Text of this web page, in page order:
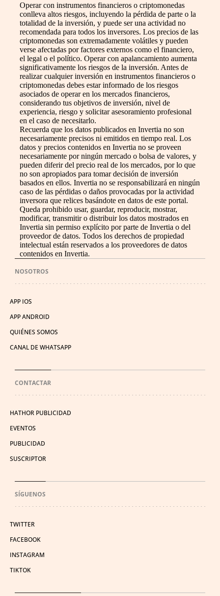
Operar con instrumentos financieros o criptomonedas
conlleva altos riesgos, incluyendo la pérdida de parte o la
totalidad de la inversión, y puede ser una actividad no
recomendada para todos los inversores. Los precios de las
criptomonedas son extremadamente volátiles y pueden
verse afectadas por factores externos como el financiero,
el legal o el político. Operar con apalancamiento aumenta
significativamente los riesgos de la inversión. Antes de
realizar cualquier inversión en instrumentos financieros o
criptomonedas debes estar informado de los riesgos
asociados de operar en los mercados financieros,
considerando tus objetivos de inversión, nivel de
experiencia, riesgo y solicitar asesoramiento profesional
en el caso de necesitarlo.
Recuerda que los datos publicados en Invertia no son
necesariamente precisos ni emitidos en tiempo real. Los
datos y precios contenidos en Invertia no se proveen
necesariamente por ningún mercado o bolsa de valores, y
pueden diferir del precio real de los mercados, por lo que
no son apropiados para tomar decisión de inversión
basados en ellos. Invertia no se responsabilizará en ningún
caso de las pérdidas o daños provocadas por la actividad
inversora que relices basándote en datos de este portal.
Queda prohibido usar, guardar, reproducir, mostrar,
modificar, transmitir o distribuir los datos mostrados en
Invertia sin permiso explícito por parte de Invertia o del
proveedor de datos. Todos los derechos de propiedad
intelectual están reservados a los proveedores de datos
contenidos en Invertia.
NOSOTROS
APP IOS
APP ANDROID
QUIÉNES SOMOS
CANAL DE WHATSAPP
CONTACTAR
HATHOR PUBLICIDAD
EVENTOS
PUBLICIDAD
SUSCRIPTOR
SÍGUENOS
TWITTER
FACEBOOK
INSTAGRAM
TIKTOK